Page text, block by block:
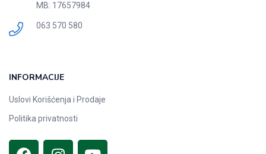
MB: 17657984
063 570 580
INFORMACIJE
Uslovi Korišćenja i Prodaje
Politika privatnosti